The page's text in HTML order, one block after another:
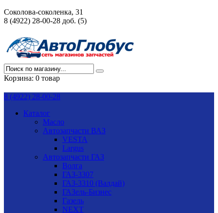
Соколова-соколенка, 31
8 (4922) 28-00-28 доб. (5)
Корзина: 0 товар
8 (4922) 28-00-28
Каталог
Масло
Автозапчасти ВАЗ
VESTA
Largus
Автозапчасти ГАЗ
Волга
ГАЗ-3307
ГАЗ-3310 (Валдай)
ГАЗель-Бизнес
Газель
NEXT